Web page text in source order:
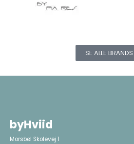
SE ALLE BRANDS
byHviid
Morsbøl Skolevej 1